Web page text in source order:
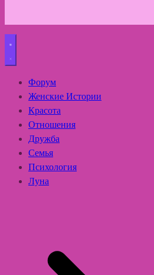
Форум
Женские Истории
Красота
Отношения
Дружба
Семья
Психология
Луна